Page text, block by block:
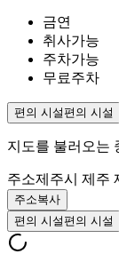
금연
취사가능
주차가능
무료주차
편의 시설 편의 시설
지도를 불러오는
주소제주시 제주
주소복사
편의 시설 편의 시설